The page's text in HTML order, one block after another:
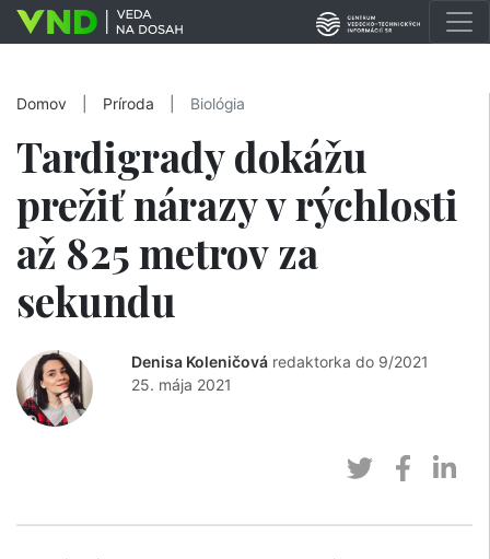
Domov Príroda Biológia
Tardigrady dokážu
prežiť nárazy v rýchlosti
až 825 metrov za
sekundu
Denisa Koleničová redaktorka do 9/2021
25. mája 2021